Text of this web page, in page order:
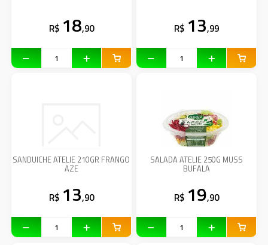
R$ 18,90 R$ 13,99
SANDUICHE ATELIE 210GR FRANGO
AZE
R$ 13,90
SALADA ATELIE 250G MUSS
BUFALA
R$ 19,90